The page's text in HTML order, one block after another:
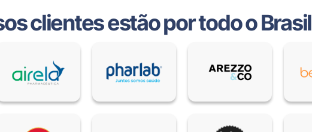
clientes estão por todo o Brasil